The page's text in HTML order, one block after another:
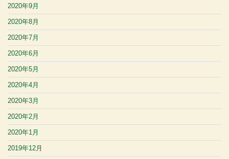
2020年9月
2020年8月
2020年7月
2020年6月
2020年5月
2020年4月
2020年3月
2020年2月
2020年1月
2019年12月